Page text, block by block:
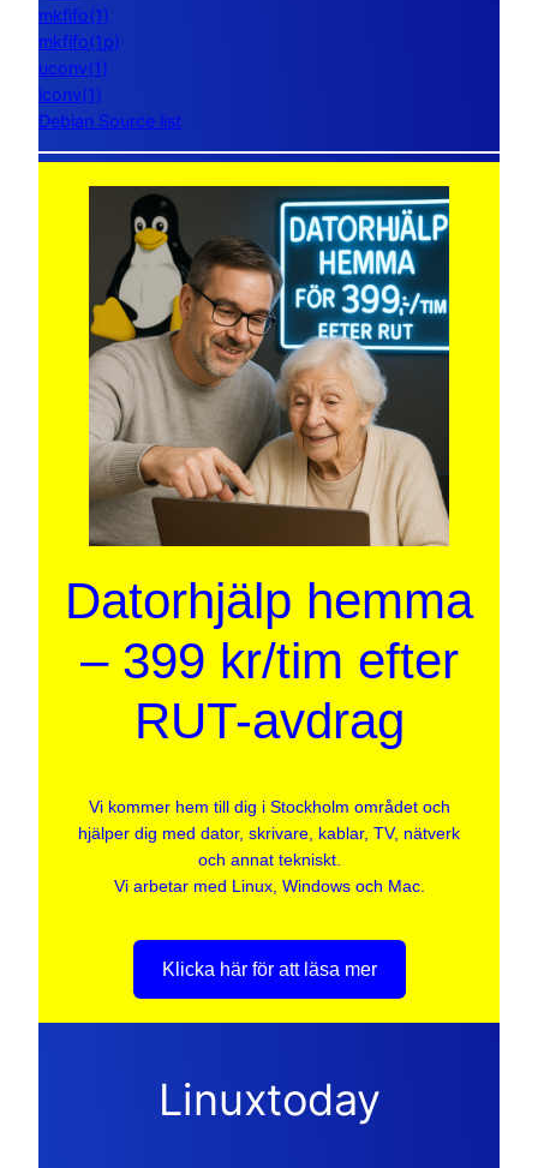
mkfifo(1)
mkfifo(1p)
uconv(1)
iconv(1)
Debian Source list
Datorhjälp hemma
– 399 kr/tim efter
RUT-avdrag
Vi kommer hem till dig i Stockholm området och
hjälper dig med dator, skrivare, kablar, TV, nätverk
och annat tekniskt.
Vi arbetar med Linux, Windows och Mac.
Klicka här för att läsa mer
Linuxtoday